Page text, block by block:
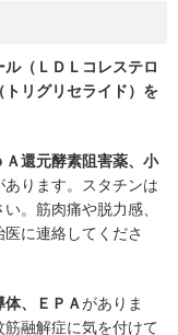
（ＬＤＬコレステロ
リグリセライド）を
Ａ還元酵素阻害薬、小
あります。スタチンは
。筋肉痛や脱力感、
に連絡してくださ
、ＥＰＡがありま
融解症に気を付けて